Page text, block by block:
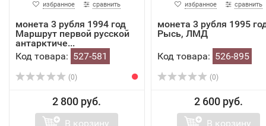
избранное сравнить
монета 3 рубля 1994 год
Маршрут первой русской
антарктиче...
Код товара: 527-581
(0)
2 800 руб.
В корзину
избранное сравнить
монета 3 рубля 1995
Рысь, ЛМД
Код товара: 526-895
(0)
2 600 руб.
В корзину